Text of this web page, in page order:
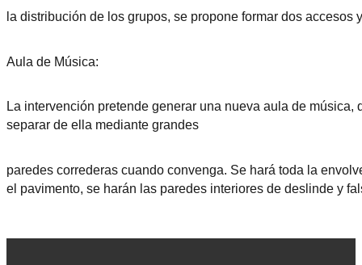
la distribución de los grupos, se propone formar dos
Aula de Música:
La intervención pretende generar una nueva aula de
separar de ella mediante grandes
paredes correderas cuando convenga. Se hará toda la
el pavimento, se harán las paredes interiores de deslinde y